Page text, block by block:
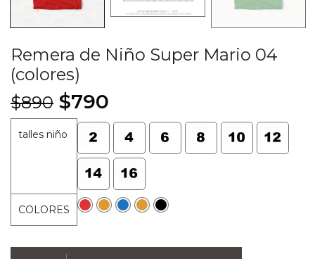
Remera de Niño Super Mario 04
(colores)
$890 El
precio
original
era:
$890.
$790
precio
actual
es:
$790.
talles niño
COLORES